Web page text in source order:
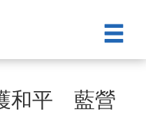
和平 藍營